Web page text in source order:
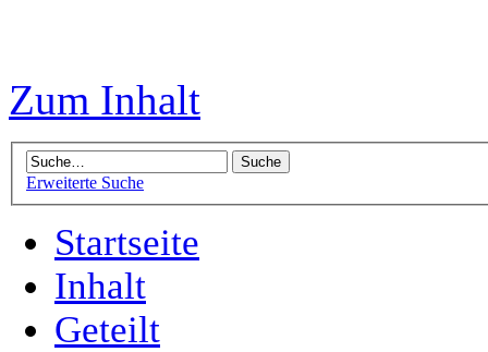
Zum Inhalt
Erweiterte Suche
Startseite
Inhalt
Geteilt